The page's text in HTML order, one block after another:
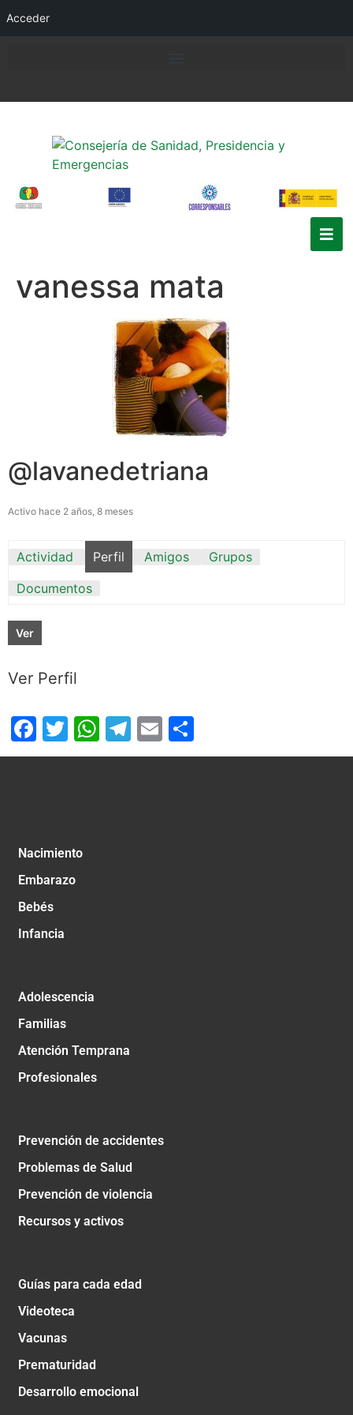
Acceder
vanessa mata
@lavanedetriana
Activo hace 2 años, 8 meses
Actividad Perfil Amigos
Grupos
Documentos
Ver
Ver Perfil
Facebook
Twitter
WhatsApp
Telegram
Email
Nacimiento
Embarazo
Bebés
Infancia
Adolescencia
Familias
Atención Temprana
Profesionales
Prevención de accidentes
Problemas de Salud
Prevención de violencia
Recursos y activos
Guías para cada edad
Videoteca
Vacunas
Prematuridad
Desarrollo emocional